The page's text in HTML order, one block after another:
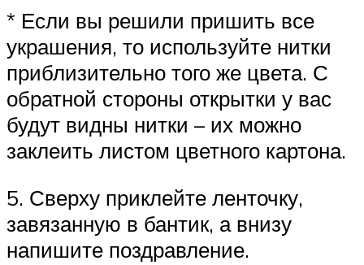
* Если вы решили пришить все
украшения, то используйте нитки
приблизительно того же цвета. С
обратной стороны открытки у вас
будут видны нитки – их можно
заклеить листом цветного картона.
5. Сверху приклейте ленточку,
завязанную в бантик, а внизу
напишите поздравление.